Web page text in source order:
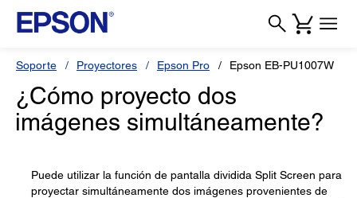
Soporte Proyectores Epson Pro Epson EB-PU1007W
¿Cómo proyecto dos
imágenes simultáneamente?
Puede utilizar la función de pantalla dividida Split Screen para
proyectar simultáneamente dos imágenes provenientes de